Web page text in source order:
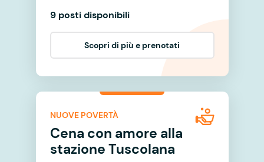
9 posti disponibili
Scopri di più e prenotati
NUOVE POVERTÀ
Cena con amore alla
stazione Tuscolana